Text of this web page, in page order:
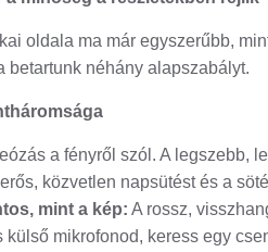
oldala ma már egyszerűbb,
betartunk néhány alapszabályt.
a fényről szól. A legszebb,
közvetlen napsütést és a
mint a kép: A rossz,
mikrofonod, keress egy